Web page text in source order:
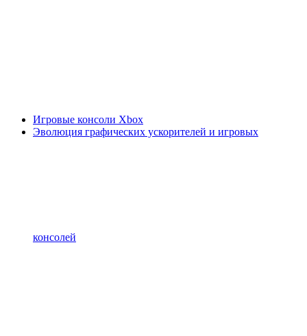
Игровые консоли Xbox
Эволюция графических ускорителей и игровых
консолей